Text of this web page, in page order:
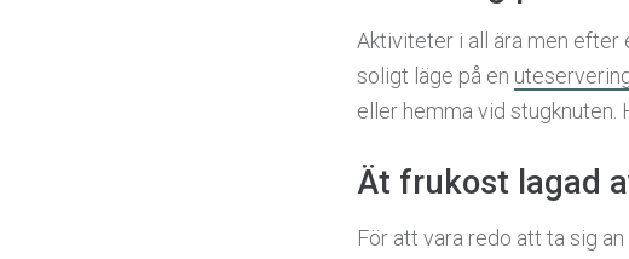
Aktiviteter i all ära men efter
soligt läge på en
eller hemma vid stugknuten.
Ät frukost lagad
För att vara redo att ta sig